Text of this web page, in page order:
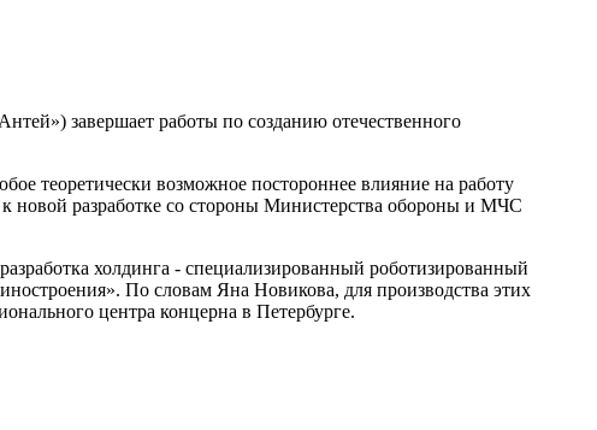
завершает работы по созданию отечественного
теоретически возможное постороннее влияние на работу
новой разработке со стороны Министерства обороны и МЧС
холдинга - специализированный роботизированный
По словам Яна Новикова, для производства этих
центра концерна в Петербурге.